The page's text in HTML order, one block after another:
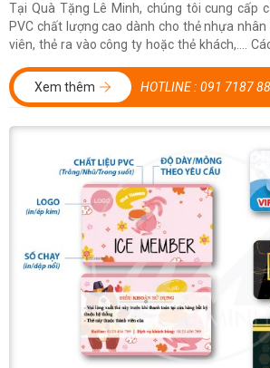
Tại Quà Tặng Lê Minh, chúng tôi cung cấp
PVC chất lượng cao dành cho thẻ nhựa
viên, thẻ ra vào công ty hoặc thẻ khách,....
chuyên nghiệp...
Xem thêm HOTLINE : 091 7187